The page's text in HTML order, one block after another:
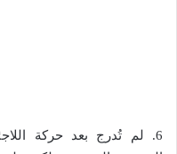
6. لم تُدرج بعد حركة